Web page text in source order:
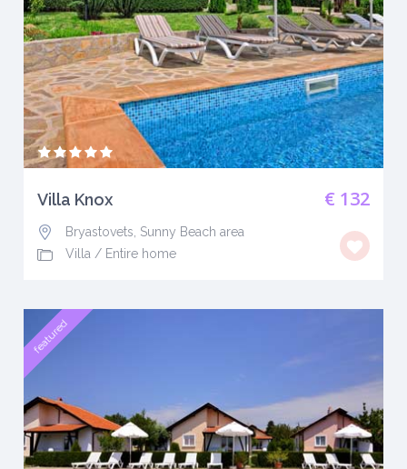
€ 132
Villa Knox
Bryastovets, Sunny Beach area
Villa / Entire home
featured